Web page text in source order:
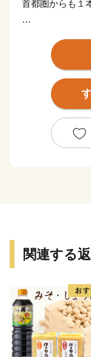
首都圏からも１
原」やラムサー
100年以上の歴
る、衣掛山のル
産群。
日本最北限、甘
”御食国”のルー
詳しくは、下記
（上記URLをコ
けてご覧くださ
■お問い合わせ先
福井県敦賀市ふ
関連する